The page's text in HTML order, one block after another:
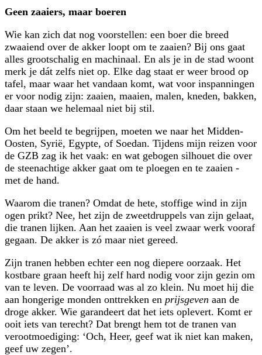
Geen zaaiers, maar boeren
Wie kan zich dat nog voorstellen: een boer die breed
zwaaiend over de akker loopt om te zaaien? Bij ons gaat
alles grootschalig en machinaal. En als je in de stad woont
merk je dát zelfs niet op. Elke dag staat er weer brood op
tafel, maar waar het vandaan komt, wat voor inspanningen
er voor nodig zijn: zaaien, maaien, malen, kneden, bakken,
daar staan we helemaal niet bij stil.
Om het beeld te begrijpen, moeten we naar het Midden-
Oosten, Syrië, Egypte, of Soedan. Tijdens mijn reizen voor
de GZB zag ik het vaak: en wat gebogen silhouet die over
de steenachtige akker gaat om te ploegen en te zaaien -
met de hand.
Waarom die tranen? Omdat de hete, stoffige wind in zijn
ogen prikt? Nee, het zijn de zweetdruppels van zijn gelaat,
die tranen lijken. Aan het zaaien is veel zwaar werk vooraf
gegaan. De akker is zó maar niet gereed.
Zijn tranen hebben echter een nog diepere oorzaak. Het
kostbare graan heeft hij zelf hard nodig voor zijn gezin om
van te leven. De voorraad was al zo klein. Nu moet hij die
aan hongerige monden onttrekken en prijsgeven aan de
droge akker. Wie garandeert dat het iets oplevert. Komt er
ooit iets van terecht? Dat brengt hem tot de tranen van
verootmoediging: ‘Och, Heer, geef wat ik niet kan maken,
geef uw zegen’.